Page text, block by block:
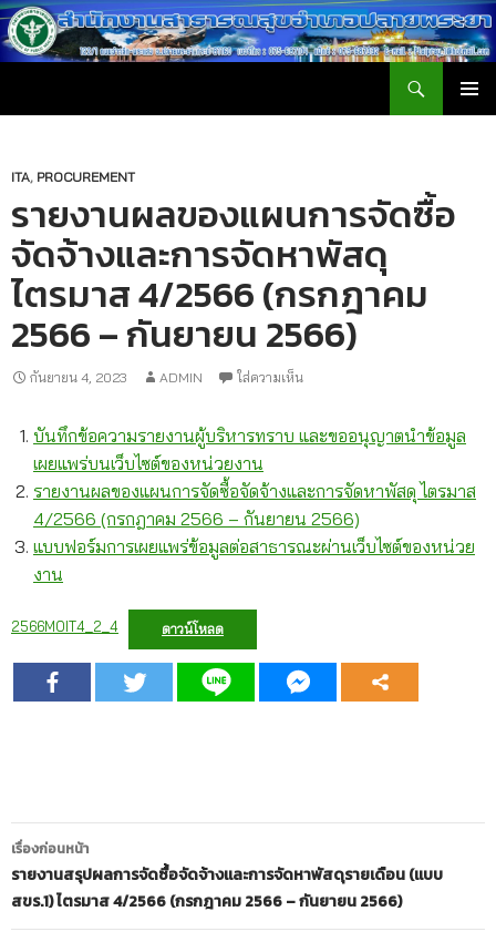
เนื้อหา
ITA, PROCUREMENT
รายงานผลของแผนการจัดซื้อ
จัดจ้างและการจัดหาพัสดุ
ไตรมาส 4/2566 (กรกฎาคม
2566 – กันยายน 2566)
กันยายน 4, 2023 ADMIN ใส่ความเห็น
บันทึกข้อความรายงานผู้บริหารทราบ และขออนุญาตนำข้อมูล
เผยแพร่บนเว็บไซต์ของหน่วยงาน
รายงานผลของแผนการจัดซื้อจัดจ้างและการจัดหาพัสดุ ไตรมาส
4/2566 (กรกฎาคม 2566 – กันยายน 2566)
แบบฟอร์มการเผยแพร่ข้อมูลต่อสาธารณะผ่านเว็บไซต์ของหน่วย
งาน
2566MOIT4_2_4 ดาวน์โหลด
เมนู
นำทาง
เรื่อง
เรื่องก่อนหน้า
รายงานสรุปผลการจัดซื้อจัดจ้างและการจัดหาพัสดุรายเดือน (แบบ
สขร.1) ไตรมาส 4/2566 (กรกฎาคม 2566 – กันยายน 2566)